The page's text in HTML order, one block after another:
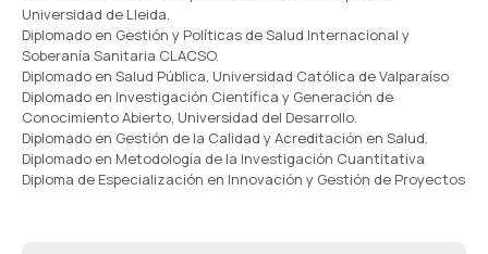
Universidad de Lleida.
Diplomado en Gestión y Políticas de Salud Internacional y
Soberanía Sanitaria CLACSO.
Diplomado en Salud Pública, Universidad Católica de Valparaíso
Diplomado en Investigación Científica y Generación de
Conocimiento Abierto, Universidad del Desarrollo.
Diplomado en Gestión de la Calidad y Acreditación en Salud.
Diplomado en Metodología de la Investigación Cuantitativa
Diploma de Especialización en Innovación y Gestión de Proyectos